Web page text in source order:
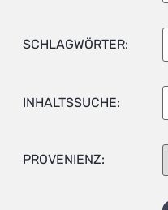
SCHLAGWÖRTER:
INHALTSSUCHE:
PROVENIENZ: